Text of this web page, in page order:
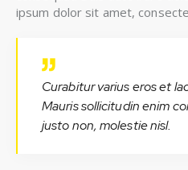
ipsum dolor sit amet,
Curabitur varius eros et
Mauris sollicitudin enim
justo non, molestie nisl.